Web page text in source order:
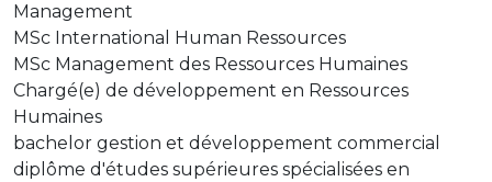
Management
MSc International Human Ressources
MSc Management des Ressources Humaines
Chargé(e) de développement en Ressources
Humaines
bachelor gestion et développement commercial
diplôme d'études supérieures spécialisées en